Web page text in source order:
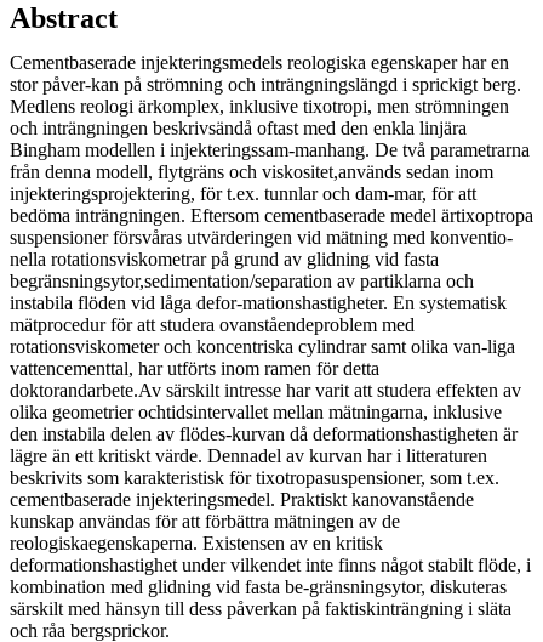
Abstract
Cementbaserade injekteringsmedels reologiska egenskaper har en
stor påver-kan på strömning och inträngningslängd i sprickigt berg.
Medlens reologi ärkomplex, inklusive tixotropi, men strömningen
och inträngningen beskrivsändå oftast med den enkla linjära
Bingham modellen i injekteringssam-manhang. De två parametrarna
från denna modell, flytgräns och viskositet,används sedan inom
injekteringsprojektering, för t.ex. tunnlar och dam-mar, för att
bedöma inträngningen. Eftersom cementbaserade medel ärtixoptropa
suspensioner försvåras utvärderingen vid mätning med konventio-
nella rotationsviskometrar på grund av glidning vid fasta
begränsningsytor,sedimentation/separation av partiklarna och
instabila flöden vid låga defor-mationshastigheter. En systematisk
mätprocedur för att studera ovanståendeproblem med
rotationsviskometer och koncentriska cylindrar samt olika van-liga
vattencementtal, har utförts inom ramen för detta
doktorandarbete.Av särskilt intresse har varit att studera effekten av
olika geometrier ochtidsintervallet mellan mätningarna, inklusive
den instabila delen av flödes-kurvan då deformationshastigheten är
lägre än ett kritiskt värde. Dennadel av kurvan har i litteraturen
beskrivits som karakteristisk för tixotropasuspensioner, som t.ex.
cementbaserade injekteringsmedel. Praktiskt kanovanstående
kunskap användas för att förbättra mätningen av de
reologiskaegenskaperna. Existensen av en kritisk
deformationshastighet under vilkendet inte finns något stabilt flöde, i
kombination med glidning vid fasta be-gränsningsytor, diskuteras
särskilt med hänsyn till dess påverkan på faktiskinträngning i släta
och råa bergsprickor.